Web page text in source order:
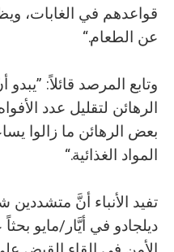
قواعدهم في الغابات،
عن الطعام.“
وتابع المرصد قائلاً:
الرهائن لتقليل عدد
بعض الرهائن ما زالوا
المواد الغذائية.“
تفيد الأنباء أنَّ
ديلجادو في أيَّار/مايو